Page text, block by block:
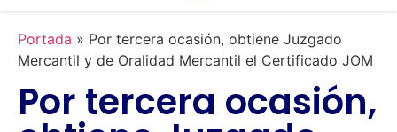
Portada » Por tercera ocasión, obtiene Juzgado
Mercantil y de Oralidad Mercantil el Certificado JOM
Por tercera ocasión,